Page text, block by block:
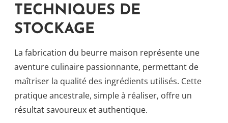
TECHNIQUES DE
STOCKAGE
La fabrication du beurre maison représente une
aventure culinaire passionnante, permettant de
maîtriser la qualité des ingrédients utilisés. Cette
pratique ancestrale, simple à réaliser, offre un
résultat savoureux et authentique.